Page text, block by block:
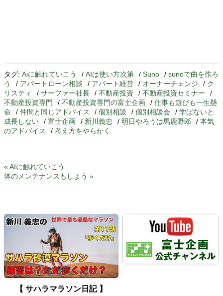
タグ: Aiに触れていこう / AIは使い方次第 / Suno / sunoで曲を作ろ
う
/ アパートローン相談 / アパート経営 / オーナーチェンジ / ク
リスティ
/ サーファー社長 / 不動産投資 / 不動産投資セミナー
/
不動産投資専門
/ 不動産投資専門の富士企画 / 仕事も遊びも一生懸
命
/ 仲間と同じアドバイス / 個別相談 / 個別相談会 / 学ばないと
成長しない
/ 富士企画 / 新川義忠 / 明日やろうは馬鹿野郎 / 本気
のアドバイス
/ 考え方をやらかく
« AIに触れていこう
体のメンテナンスもしよう »
【 サハラマラソン日記 】